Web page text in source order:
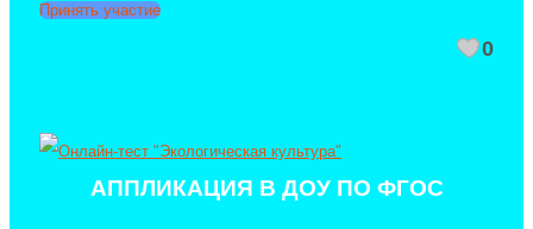
Принять участие
0
АППЛИКАЦИЯ В ДОУ ПО ФГОС